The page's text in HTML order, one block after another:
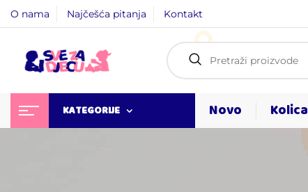
O nama Najčešća pitanja Kontakt
KATEGORIJE Novo Kolica